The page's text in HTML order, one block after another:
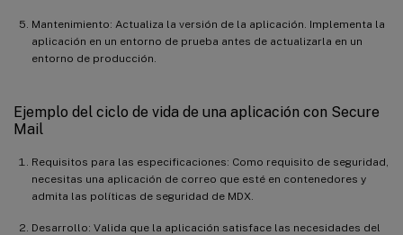
Mantenimiento: Actualiza la versión de la aplicación. Implementa la
aplicación en un entorno de prueba antes de actualizarla en un
entorno de producción.
Ejemplo del ciclo de vida de una aplicación con Secure
Mail
Requisitos para las especificaciones: Como requisito de seguridad,
necesitas una aplicación de correo que esté en contenedores y
admita las políticas de seguridad de MDX.
Desarrollo: Valida que la aplicación satisface las necesidades del